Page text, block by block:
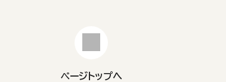
ページトップへ